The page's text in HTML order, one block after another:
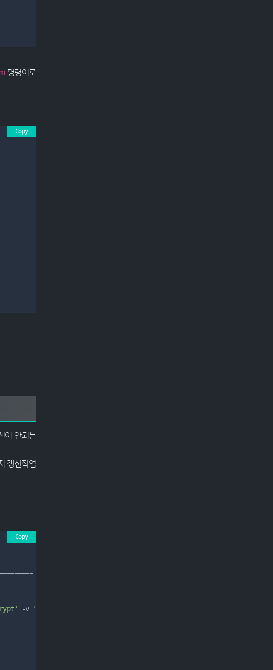
명령어로
Copy
이 안되는
갱신작업
-v '/var/lib/letsencrypt:/var/lib/letsencrypt'
Copy